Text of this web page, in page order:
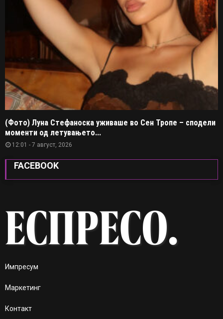
(Фото) Луна Стефаноска уживаше во Сен Тропе – сподели
моменти од летувањето...
12:01 - 7 август, 2026
FACEBOOK
Импресум
Маркетинг
Контакт